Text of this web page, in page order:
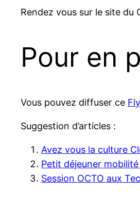
Rendez vous sur le site du
Pour en
Vous pouvez diffuser ce
Suggestion d’articles :
Avez vous la culture
Petit déjeuner
Session OCTO aux